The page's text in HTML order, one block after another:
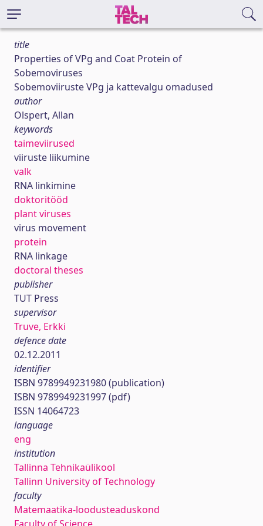
title
Properties of VPg and Coat Protein of
Sobemoviruses
Sobemoviiruste VPg ja kattevalgu omadused
author
Olspert, Allan
keywords
taimeviirused
viiruste liikumine
valk
RNA linkimine
doktoritööd
plant viruses
virus movement
protein
RNA linkage
doctoral theses
publisher
TUT Press
supervisor
Truve, Erkki
defence date
02.12.2011
identifier
ISBN 9789949231980 (publication)
ISBN 9789949231997 (pdf)
ISSN 14064723
language
eng
institution
Tallinna Tehnikaülikool
Tallinn University of Technology
faculty
Matemaatika-loodusteaduskond